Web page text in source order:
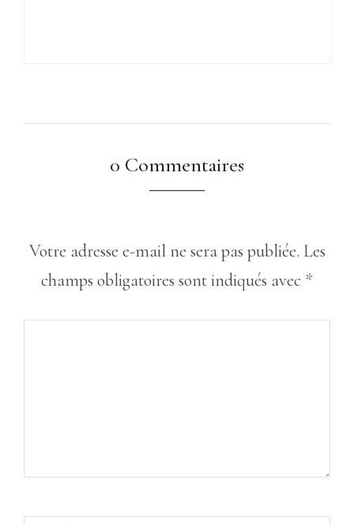
0 Commentaires
Votre adresse e-mail ne sera pas publiée. Les
champs obligatoires sont indiqués avec *